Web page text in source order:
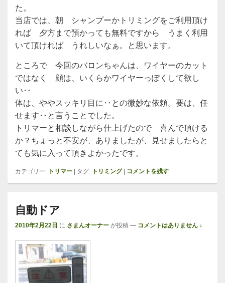
た。
当店では、朝 シャンプーかトリミングをご利用頂け
れば 夕方まで預かっても無料ですから うまく利用
いて頂ければ うれしいなぁ。と思います。
ところで 今回のバロンちゃんは、ワイヤーのカット
ではなく 顔は、いくらかワイヤーっぽくして欲し
い‥
体は、ややスッキリ目に‥との微妙な依頼。要は、任
せます‥と言うことでした。
トリマーと相談しながら仕上げたので 喜んで頂ける
か？ちょっと不安が、ありましたが、見せましたらと
ても気に入って頂きよかったです。
カテゴリー: トリマー | タグ: トリミング | コメントを残す
自動ドア
2010年2月22日 に さまんオーナー が投稿 — コメントはありません ↓